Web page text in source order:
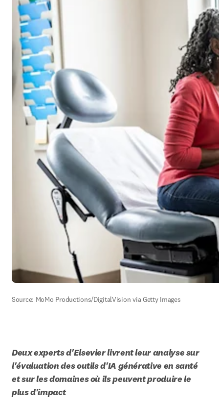
Source: MoMo Productions/DigitalVision via Getty Images
Deux experts d'Elsevier livrent leur analyse sur
l'évaluation des outils d'IA générative en santé
et sur les domaines où ils peuvent produire le
plus d'impact